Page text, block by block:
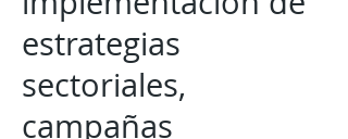
estrategias
sectoriales,
campañas